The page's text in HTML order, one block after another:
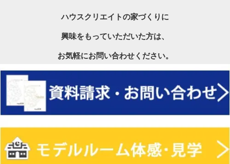
ハウスクリエイトの家づくりに
興味をもっていただいた方は、
お気軽にお問い合わせください。